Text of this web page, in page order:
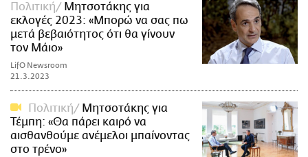
Πολιτική
Μητσοτάκης για
εκλογές 2023: «Μπορώ να σας πω
μετά βεβαιότητος ότι θα γίνουν
τον Μάιο»
LifO Newsroom
21.3.2023
Πολιτική
Μητσοτάκης για
Τέμπη: «Θα πάρει καιρό να
αισθανθούμε ανέμελοι μπαίνοντας
στο τρένο»